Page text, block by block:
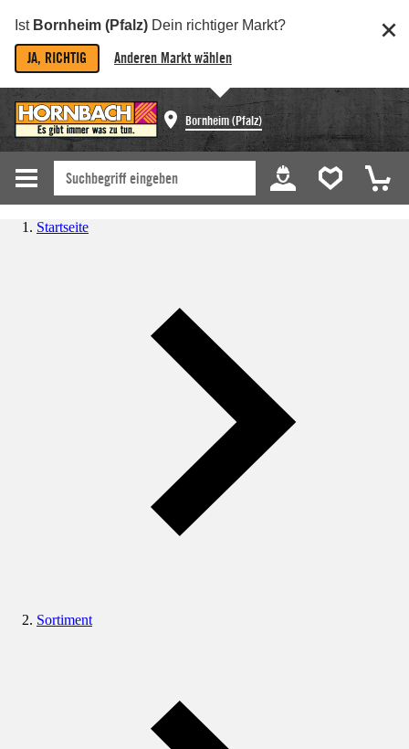
Ist Bornheim (Pfalz) Dein richtiger Markt?
JA, RICHTIG Anderen Markt wählen
Bornheim (Pfalz)
Startseite
Sortiment